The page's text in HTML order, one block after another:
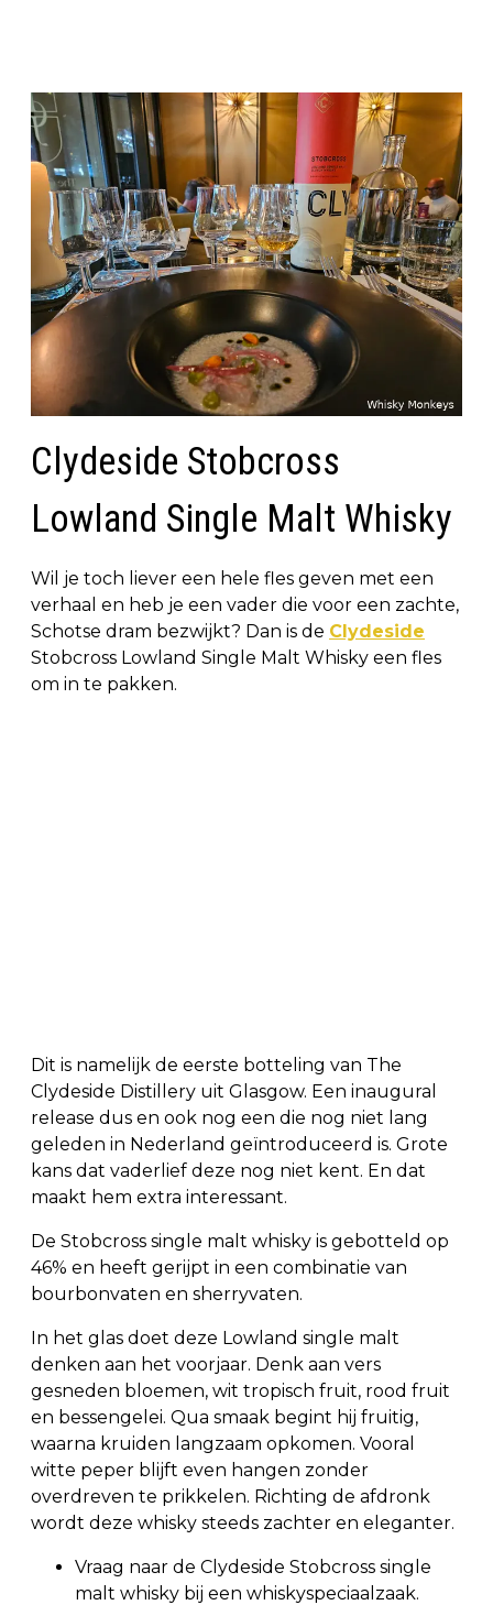
Clydeside Stobcross
Lowland Single Malt Whisky
Wil je toch liever een hele fles geven met een
verhaal en heb je een vader die voor een zachte,
Schotse dram bezwijkt? Dan is de Clydeside
Stobcross Lowland Single Malt Whisky een fles
om in te pakken.
Dit is namelijk de eerste botteling van The
Clydeside Distillery uit Glasgow. Een inaugural
release dus en ook nog een die nog niet lang
geleden in Nederland geïntroduceerd is. Grote
kans dat vaderlief deze nog niet kent. En dat
maakt hem extra interessant.
De Stobcross single malt whisky is gebotteld op
46% en heeft gerijpt in een combinatie van
bourbonvaten en sherryvaten.
In het glas doet deze Lowland single malt
denken aan het voorjaar. Denk aan vers
gesneden bloemen, wit tropisch fruit, rood fruit
en bessengelei. Qua smaak begint hij fruitig,
waarna kruiden langzaam opkomen. Vooral
witte peper blijft even hangen zonder
overdreven te prikkelen. Richting de afdronk
wordt deze whisky steeds zachter en eleganter.
Vraag naar de Clydeside Stobcross single
malt whisky bij een whiskyspeciaalzaak.